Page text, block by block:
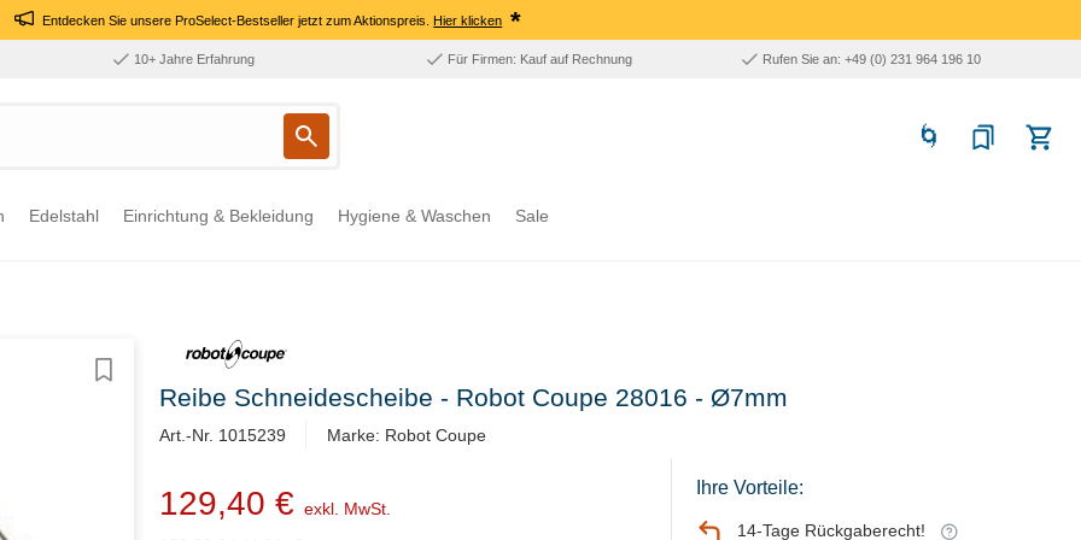
Entdecken Sie unsere ProSelect-Bestseller jetzt zum Aktionspreis.Hier klicken *
10+ Jahre Erfahrung Für Firmen: Kauf auf Rechnung Rufen Sie an: +49 (0) 231 964 196 10
Edelstahl Einrichtung & Bekleidung Hygiene & Waschen Sale
Reibe Schneidescheibe - Robot Coupe 28016 - Ø7mm
Art.-Nr. 1015239 Marke: Robot Coupe
129,40 € exkl. MwSt.
Ihre Vorteile:
14-Tage Rückgaberecht!